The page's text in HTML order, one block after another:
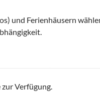
und Ferienhäusern
Verfügung.